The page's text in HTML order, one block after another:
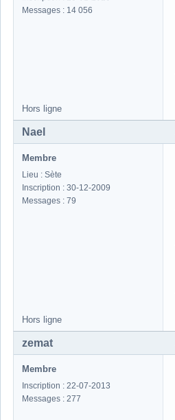
Messages : 14 056
Hors ligne
Nael
Membre
Lieu : Sète
Inscription : 30-12-2009
Messages : 79
Hors ligne
zemat
Membre
Inscription : 22-07-2013
Messages : 277